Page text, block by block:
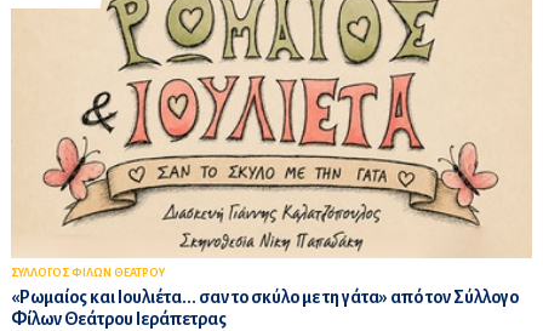
ΣΥΛΛΟΓΟΣ ΦΙΛΩΝ ΘΕΑΤΡΟΥ
«Ρωμαίος και Ιουλιέτα... σαν το σκύλο με τη γάτα» από τον Σύλλογο
Φίλων Θεάτρου Ιεράπετρας